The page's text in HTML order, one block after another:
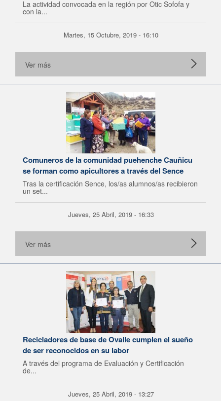
La actividad convocada en la región por Otic Sofofa y
con la...
Martes, 15 Octubre, 2019 - 16:10
Ver más
Comuneros de la comunidad puehenche Cauñicu
se forman como apicultores a través del Sence
Tras la certificación Sence, los/as alumnos/as recibieron
un set...
Jueves, 25 Abril, 2019 - 16:33
Ver más
Recicladores de base de Ovalle cumplen el sueño
de ser reconocidos en su labor
A través del programa de Evaluación y Certificación
de...
Jueves, 25 Abril, 2019 - 13:27